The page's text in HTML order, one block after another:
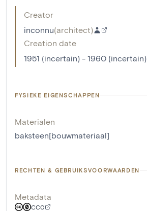
Creator
inconnu(architect)
Creation date
1951 (incertain) - 1960 (incertain)
FYSIEKE EIGENSCHAPPEN
Materialen
baksteen[bouwmateriaal]
RECHTEN & GEBRUIKSVOORWAARDEN
Metadata
CC0